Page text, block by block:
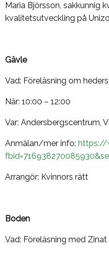
Maria Björsson, sakkunnig
kvalitetsutveckling på
Gävle
Vad: Föreläsning om
När: 10:00 – 12:00
Var: Andersbergscentrum,
Anmälan/mer info: https://
Arrangör: Kvinnors rätt
Boden
Vad: Föreläsning med Zinat